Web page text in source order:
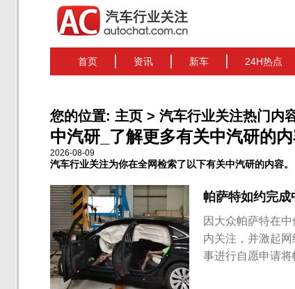
首页 资讯 新车 24H热点
您的位置: 主页 > 汽车行业关注热门内
中汽研_了解更多有关中汽研的
2026-08-09
汽车行业关注为你在全网检索了以下有关中汽研的内容。
帕萨特如约完成
因大众帕萨特在
内关注，并激起
事进行自愿申请将